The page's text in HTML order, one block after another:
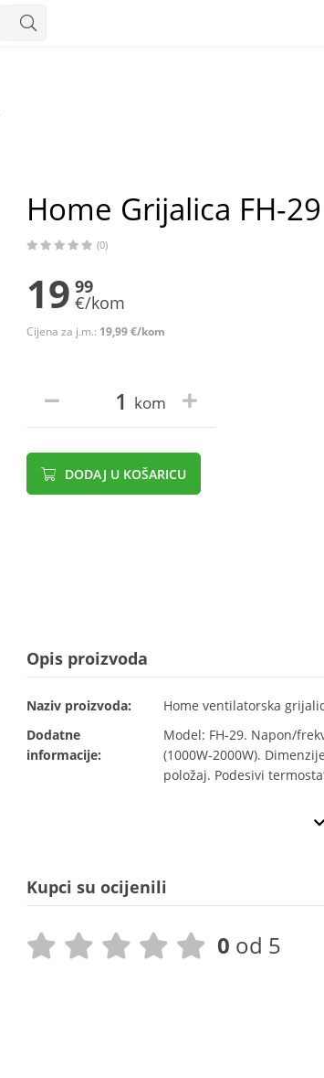
Home Grijalica FH-29
(0)
19 99
€/kom
Cijena za j.m.: 19,99 €/kom
kom
DODAJ U KOŠARICU
Opis proizvoda
Naziv proizvoda:
Home ventilatorska
Dodatne
informacije:
Model: FH-29. Napon/
(1000W-2000W).
položaj. Podesivi
Kupci su ocijenili
0 od 5